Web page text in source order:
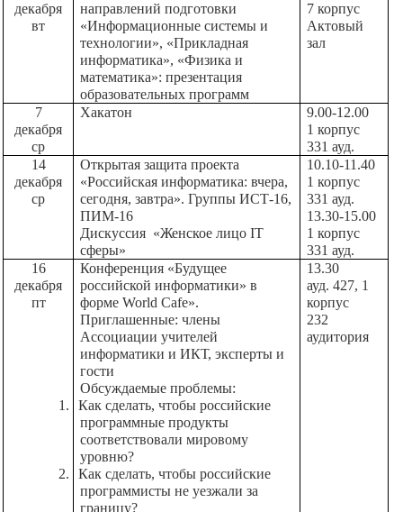
Другие виды
деятельности
Студенческая жизнь
Сведения об
образовательной
организации
ENG SPN CHI
Приемная
комиссия
+7 (831) 262-26-20
декабря
вт
направлений подготовки
«Информационные системы и
технологии», «Прикладная
информатика», «Физика и
математика»: презентация
образовательных программ
7 корпус
Актовый
зал
7
декабря
ср
Хакатон
9.00-12.00
1 корпус
331 ауд.
14
декабря
ср
Открытая защита проекта
«Российская информатика: вчера,
сегодня, завтра». Группы ИСТ-16,
ПИМ-16
Дискуссия «Женское лицоIT
сферы»
10.10-11.40
1 корпус
331 ауд.
13.30-15.00
1 корпус
331 ауд.
16
декабря
пт
Конференция «Будущее
российской информатики» в
форме World Cafe».
Приглашенные: члены
Ассоциации учителей
информатики и ИКТ, эксперты и
гости
Обсуждаемые проблемы:
1.
Как сделать, чтобы российские
программные продукты
соответствовали мировому
уровню?
2.
Как сделать, чтобы российские
программисты не уезжали за
границу?
13.30
ауд. 427, 1
корпус
232
аудитория